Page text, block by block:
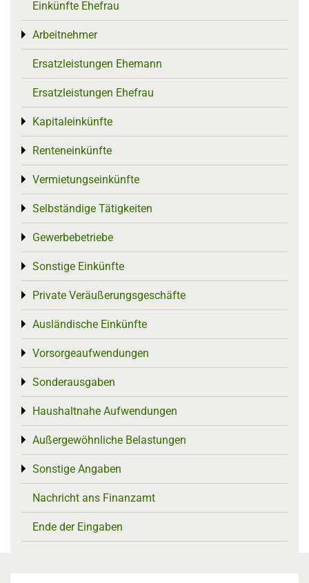
Einkünfte Ehefrau
Arbeitnehmer
Toggle menu
Ersatzleistungen Ehemann
Ersatzleistungen Ehefrau
Kapitaleinkünfte
Toggle menu
Renteneinkünfte
Toggle menu
Vermietungseinkünfte
Toggle menu
Selbständige Tätigkeiten
Toggle menu
Gewerbebetriebe
Toggle menu
Sonstige Einkünfte
Toggle menu
Private Veräußerungsgeschäfte
Toggle menu
Ausländische Einkünfte
Toggle menu
Vorsorgeaufwendungen
Toggle menu
Sonderausgaben
Toggle menu
Haushaltnahe Aufwendungen
Toggle menu
Außergewöhnliche Belastungen
Toggle menu
Sonstige Angaben
Toggle menu
Nachricht ans Finanzamt
Ende der Eingaben